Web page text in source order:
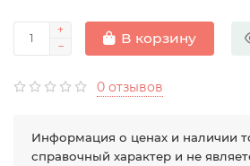
В корзину
0 отзывов
Информация о ценах и наличии
справочный характер и не